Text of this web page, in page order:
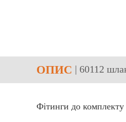
ОПИС | 60112
Фітинги до комплекту